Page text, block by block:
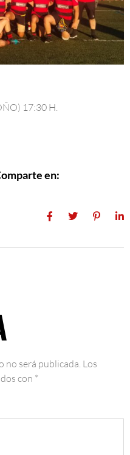
17:30 H.
en:
no será publicada. Los
con *